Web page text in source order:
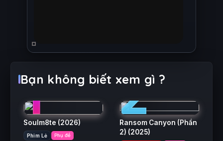
Bạn không biết xem gì ?
1
Soulm8te (2026)
Phim Lẻ Phụ đề
2
Ransom Canyon (Phần
2) (2025)